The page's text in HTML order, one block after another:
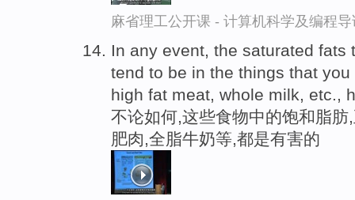
麻省理工公开课 - 计算机科学及编程
In any event, the saturated
tend to be in the things that you
high fat meat, whole milk, etc.,
不论如何,这些食物中的饱和脂
肥肉,全脂牛奶等,都是有害的